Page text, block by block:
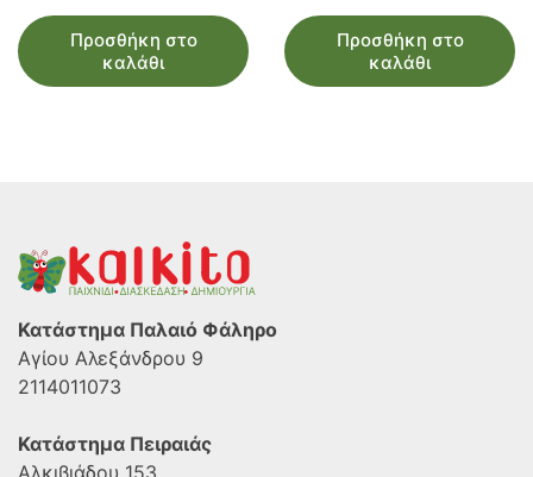
Προσθήκη στο
καλάθι
Προσθήκη στο
καλάθι
Κατάστημα Παλαιό Φάληρο
Αγίου Αλεξάνδρου 9
2114011073
Κατάστημα Πειραιάς
Αλκιβιάδου 153